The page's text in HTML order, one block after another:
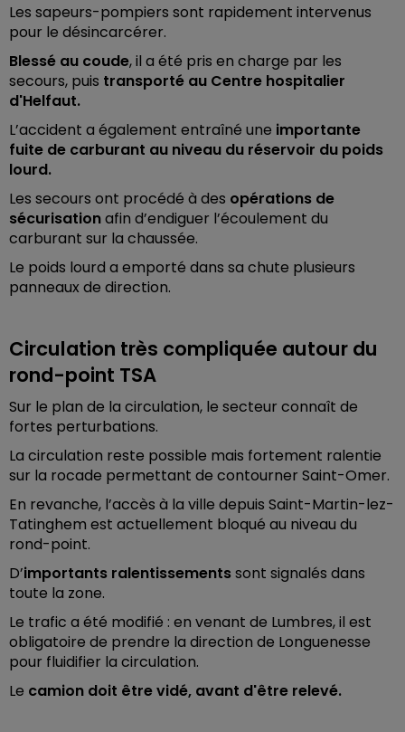
Les sapeurs-pompiers sont rapidement intervenus
pour le désincarcérer.
Blessé au coude, il a été pris en charge par les
secours, puis transporté au Centre hospitalier
d'Helfaut.
L’accident a également entraîné une importante
fuite de carburant au niveau du réservoir du poids
lourd.
Les secours ont procédé à des opérations de
sécurisationafin d’endiguer l’écoulement du
carburant sur la chaussée.
Le poids lourd a emporté dans sa chute plusieurs
panneaux de direction.
Circulation très compliquée autour du
rond-point TSA
Sur le plan de la circulation, le secteur connaît de
fortes perturbations.
La circulation reste possible mais fortement ralentie
sur la rocade permettant de contourner Saint-Omer.
En revanche, l’accès à la ville depuis Saint-Martin-lez-
Tatinghem est actuellement bloqué au niveau du
rond-point.
D’importants ralentissementssont signalés dans
toute la zone.
Le trafic a été modifié : en venant de Lumbres, il est
obligatoire de prendre la direction de Longuenesse
pour fluidifier la circulation.
Le camion doit être vidé, avant d'être relevé.